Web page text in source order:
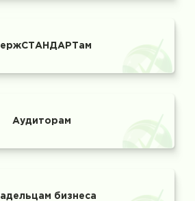
Аудиторам
бизнеса